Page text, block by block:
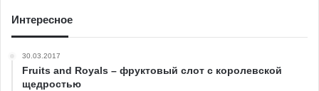
Интересное
30.03.2017
Fruits and Royals – фруктовый слот с королевской
щедростью